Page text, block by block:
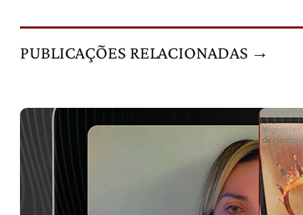
PUBLICAÇÕES RELACIONADAS →